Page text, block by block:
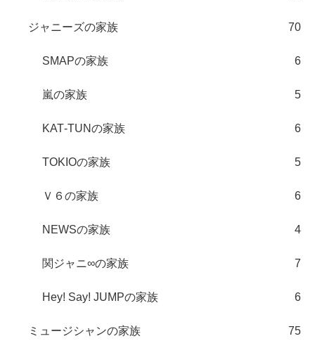
ジャニーズの家族 70
SMAPの家族 6
嵐の家族 5
KAT‐TUNの家族 6
TOKIOの家族 5
Ｖ６の家族 6
NEWSの家族 4
関ジャニ∞の家族 7
Hey! Say! JUMPの家族 6
ミュージシャンの家族 75